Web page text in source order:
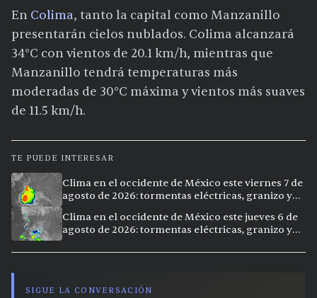
En Colima, tanto la capital como Manzanillo
presentarán cielos nublados. Colima alcanzará
34°C con vientos de 20.1 km/h, mientras que
Manzanillo tendrá temperaturas más
moderadas de 30°C máxima y vientos más suaves
de 11.5 km/h.
TE PUEDE INTERESAR
Clima en el occidente de México este viernes 7 de
agosto de 2026: tormentas eléctricas, granizo y
Clima en el occidente de México este jueves 6 de
agosto de 2026: tormentas eléctricas, granizo y
SIGUE LA CONVERSACIÓN